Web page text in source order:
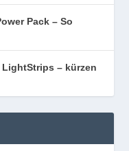
Pack – So
LightStrips – kürzen